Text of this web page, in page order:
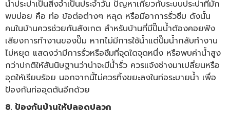
น้ำประปาเป็นสิ่งจำเป็นประจำวัน ปัญหาเกี่ยวกับระบบประปาที่มัก
พบบ่อย คือ ท่อ ข้อต่อต่างๆ หลุด หรือมีอาการรั่วซึม ดังนั้น
คนในบ้านควรช่วยกันสังเกต สำหรับบ้านที่มีปั๊มน้ำต้องคอยฟัง
เสียงการทำงานของปั๊ม หากไม่มีการใช้น้ำแต่ปั๊มน้ำกลับทำงาน
ไม่หยุด แสดงว่ามีการรั่วหรือซึมที่จุดใดจุดหนึ่ง หรือพบค่าน้ำสูง
กว่าปกติให้สันนิษฐานว่าน่าจะมีน้ำรั่ว ควรแจ้งช่างมาเปลี่ยนหรือ
อุดให้เรียบร้อย นอกจากนี้ไม่ควรทิ้งขยะลงในท่อระบายน้ำ เพื่อ
ป้องกันท่ออุดตันอีกด้วย
8. ป้องกันบ้านให้ปลอดปลวก